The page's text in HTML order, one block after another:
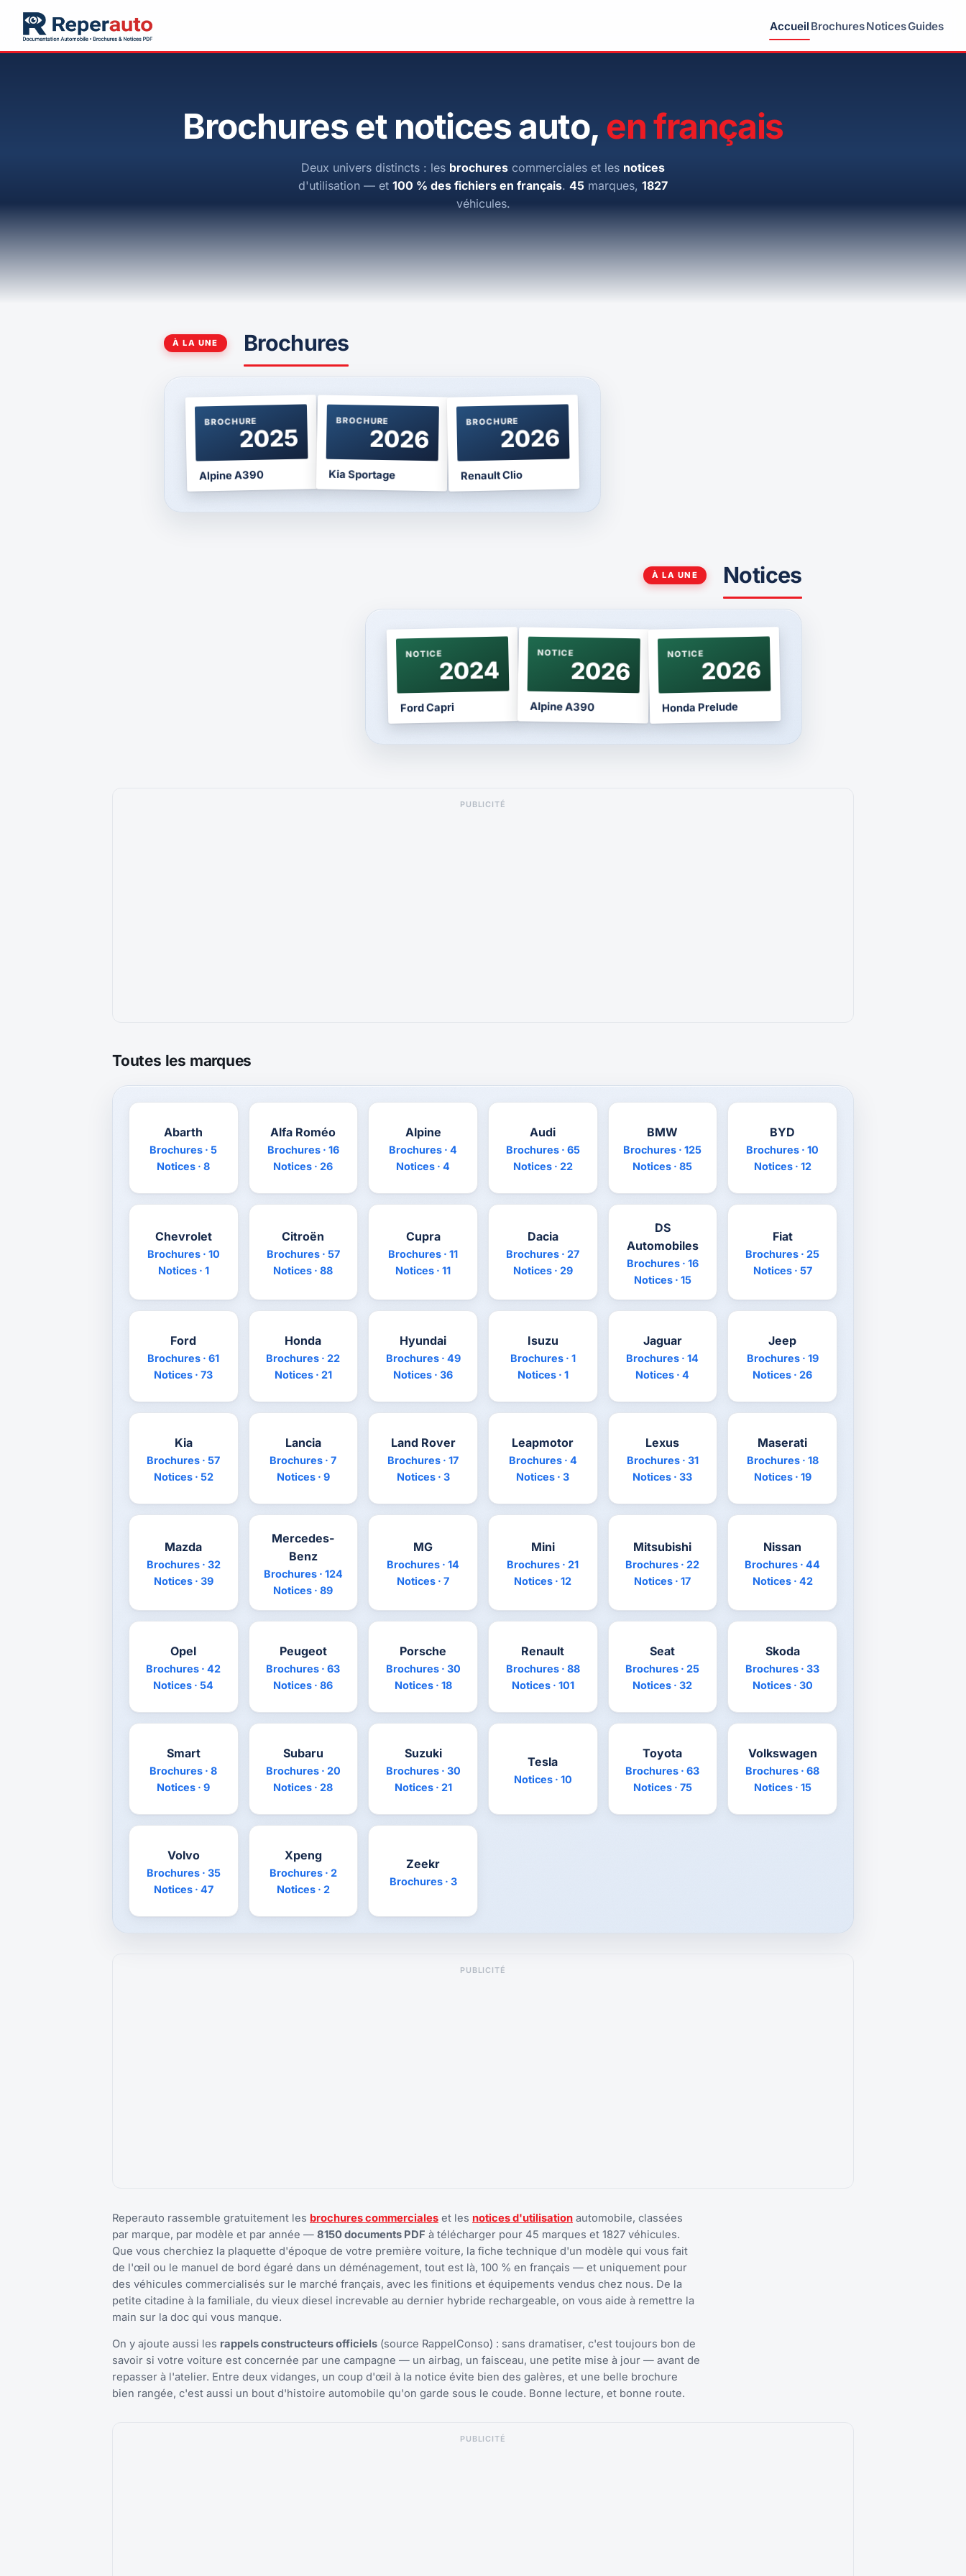
Accueil BrochuresNoticesGuides
Brochures et notices auto, en français
Deux univers distincts : les brochures commerciales et les notices
d'utilisation — et 100 % des fichiers en français. 45 marques, 1827
véhicules.
À LA UNE Brochures
BROCHURE
2025
Alpine A390
BROCHURE
2026
Kia Sportage
BROCHURE
2026
Renault Clio
À LA UNE Notices
NOTICE
2024
Ford Capri
NOTICE
2026
Alpine A390
NOTICE
2026
Honda Prelude
PUBLICITÉ
Toutes les marques
Abarth
Brochures · 5
Notices · 8
Alfa Roméo
Brochures · 16
Notices · 26
Alpine
Brochures · 4
Notices · 4
Audi
Brochures · 65
Notices · 22
BMW
Brochures · 125
Notices · 85
BYD
Brochures · 10
Notices · 12
Chevrolet
Brochures · 10
Notices · 1
Citroën
Brochures · 57
Notices · 88
Cupra
Brochures · 11
Notices · 11
Dacia
Brochures · 27
Notices · 29
DS
Automobiles
Brochures · 16
Notices · 15
Fiat
Brochures · 25
Notices · 57
Ford
Brochures · 61
Notices · 73
Honda
Brochures · 22
Notices · 21
Hyundai
Brochures · 49
Notices · 36
Isuzu
Brochures · 1
Notices · 1
Jaguar
Brochures · 14
Notices · 4
Jeep
Brochures · 19
Notices · 26
Kia
Brochures · 57
Notices · 52
Lancia
Brochures · 7
Notices · 9
Land Rover
Brochures · 17
Notices · 3
Leapmotor
Brochures · 4
Notices · 3
Lexus
Brochures · 31
Notices · 33
Maserati
Brochures · 18
Notices · 19
Mazda
Brochures · 32
Notices · 39
Mercedes-
Benz
Brochures · 124
Notices · 89
MG
Brochures · 14
Notices · 7
Mini
Brochures · 21
Notices · 12
Mitsubishi
Brochures · 22
Notices · 17
Nissan
Brochures · 44
Notices · 42
Opel
Brochures · 42
Notices · 54
Peugeot
Brochures · 63
Notices · 86
Porsche
Brochures · 30
Notices · 18
Renault
Brochures · 88
Notices · 101
Seat
Brochures · 25
Notices · 32
Skoda
Brochures · 33
Notices · 30
Smart
Brochures · 8
Notices · 9
Subaru
Brochures · 20
Notices · 28
Suzuki
Brochures · 30
Notices · 21
Tesla
Notices · 10
Toyota
Brochures · 63
Notices · 75
Volkswagen
Brochures · 68
Notices · 15
Volvo
Brochures · 35
Notices · 47
Xpeng
Brochures · 2
Notices · 2
Zeekr
Brochures · 3
PUBLICITÉ
Reperauto rassemble gratuitement les brochures commerciales et les notices d'utilisation automobile, classées
par marque, par modèle et par année — 8150 documents PDF à télécharger pour 45 marques et 1827 véhicules.
Que vous cherchiez la plaquette d'époque de votre première voiture, la fiche technique d'un modèle qui vous fait
de l'œil ou le manuel de bord égaré dans un déménagement, tout est là, 100 % en français — et uniquement pour
des véhicules commercialisés sur le marché français, avec les finitions et équipements vendus chez nous. De la
petite citadine à la familiale, du vieux diesel increvable au dernier hybride rechargeable, on vous aide à remettre la
main sur la doc qui vous manque.
On y ajoute aussi les rappels constructeurs officiels (source RappelConso) : sans dramatiser, c'est toujours bon de
savoir si votre voiture est concernée par une campagne — un airbag, un faisceau, une petite mise à jour — avant de
repasser à l'atelier. Entre deux vidanges, un coup d'œil à la notice évite bien des galères, et une belle brochure
bien rangée, c'est aussi un bout d'histoire automobile qu'on garde sous le coude. Bonne lecture, et bonne route.
PUBLICITÉ